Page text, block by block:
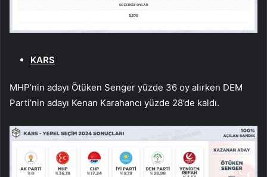
KARS
MHP’nin adayı Ötüken Senger yüzde 36 oy alırken DEM
Parti’nin adayı Kenan Karahancı yüzde 28’de kaldı.